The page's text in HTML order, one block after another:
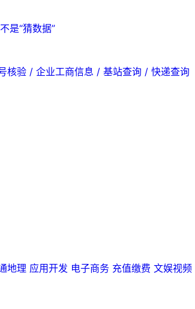
是“猜数据”
核验 / 企业工商信息 / 基站查询 / 快递查询
地理 应用开发 电子商务 充值缴费 文娱视频